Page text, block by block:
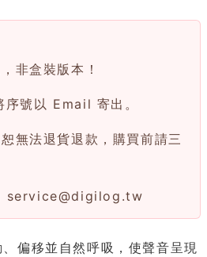
非盒裝版本！
號以 Email 寄出。
無法退貨退款，購買前請三
service@digilog.tw
偏移並自然呼吸，使聲音呈現